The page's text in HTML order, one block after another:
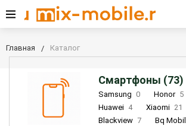
Главная Каталог
Смартфоны (73)
Samsung 0 Honor 5
Huawei 4 Xiaomi 21
Blackview 7 Bq